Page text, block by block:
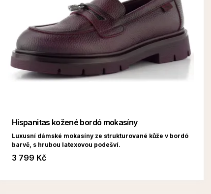
Hispanitas kožené bordó mokasíny
Luxusní dámské mokasíny ze strukturované kůže v bordó
barvě, s hrubou latexovou podešví.
3 799 Kč